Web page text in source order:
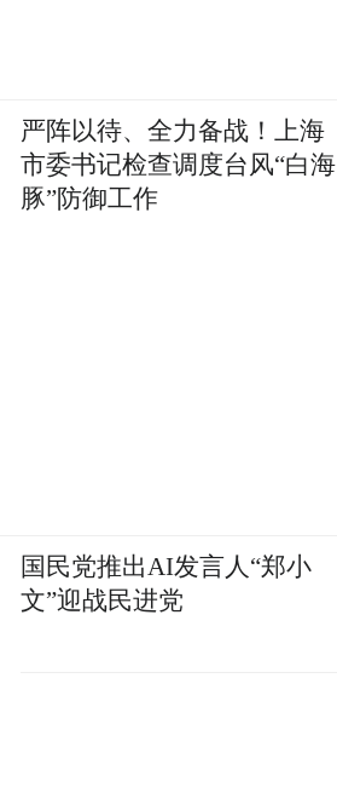
严阵以待、全力备战！上海
市委书记检查调度台风“白海
豚”防御工作
国民党推出AI发言人“郑小
文”迎战民进党